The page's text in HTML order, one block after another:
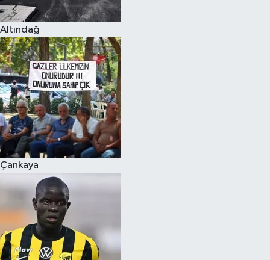
Altındağ
Çankaya